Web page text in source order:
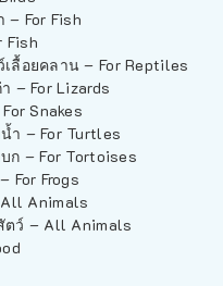
– For Fish
Fish
ลื้อยคลาน – For Reptiles
– For Lizards
Snakes
ำ – For Turtles
ก – For Tortoises
For Frogs
Animals
ตว์ – All Animals